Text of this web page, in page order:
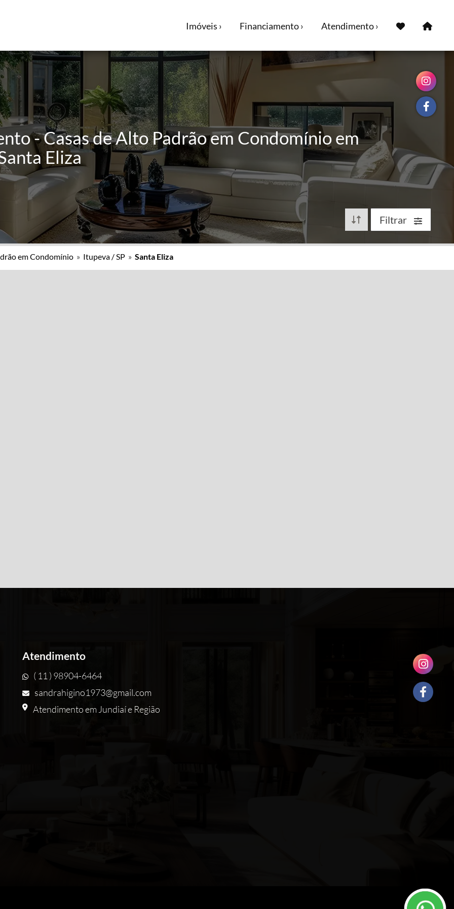
Imóveis › Financiamento › Atendimento ›
- Casas de Alto Padrão em Condomínio em
Eliza
Filtrar
em Condomínio » Itupeva / SP » Santa Eliza
Atendimento
( 11 ) 98904-6464
sandrahigino1973@gmail.com
Atendimento em Jundiaí e Região